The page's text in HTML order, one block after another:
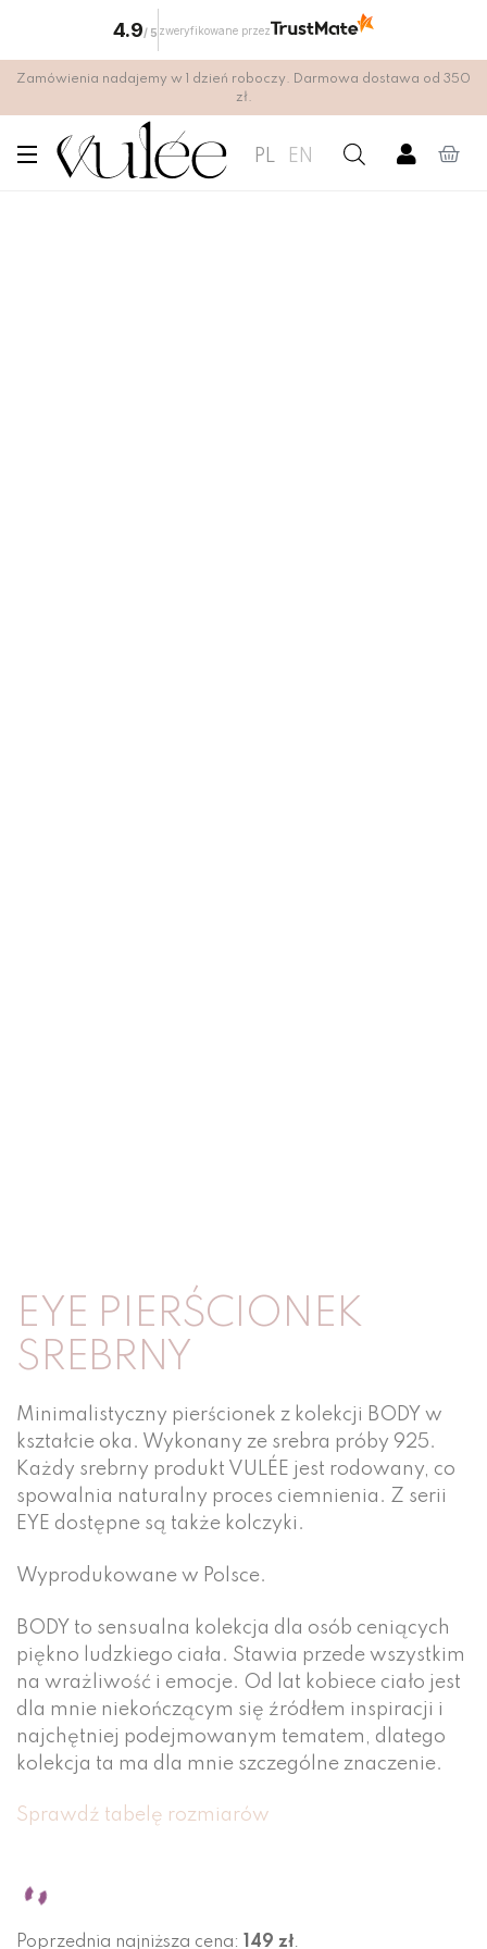
Zamówienia nadajemy w 1 dzień roboczy. Darmowa dostawa od 350
zł.
PL EN
EYE PIERŚCIONEK
SREBRNY
Minimalistyczny pierścionek z kolekcji BODY w
kształcie oka. Wykonany ze srebra próby 925.
Każdy srebrny produkt VULÉE jest rodowany, co
spowalnia naturalny proces ciemnienia. Z serii
EYE dostępne są także kolczyki.
Wyprodukowane w Polsce.
BODY to sensualna kolekcja dla osób ceniących
piękno ludzkiego ciała. Stawia przede wszystkim
na wrażliwość i emocje. Od lat kobiece ciało jest
dla mnie niekończącym się źródłem inspiracji i
najchętniej podejmowanym tematem, dlatego
kolekcja ta ma dla mnie szczególne znaczenie.
Sprawdź tabelę rozmiarów
Poprzednia najniższa cena: 149 zł.
4.9/ 5 zweryfikowane przez